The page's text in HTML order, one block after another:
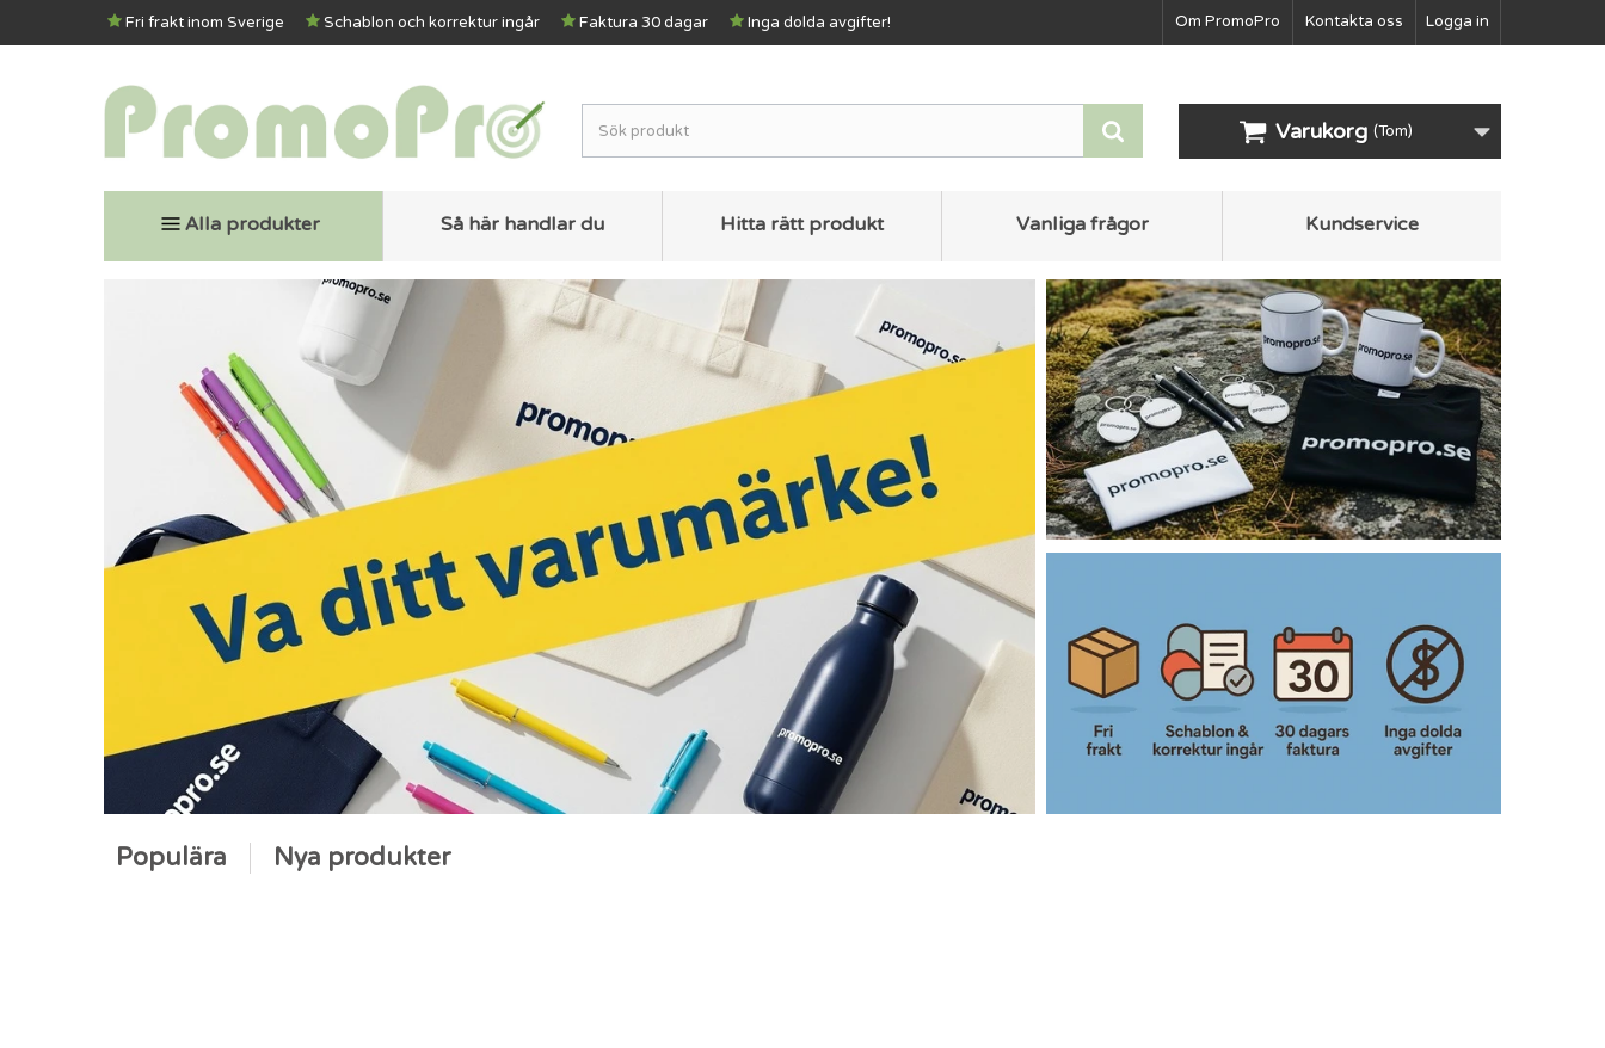
Logga in
Kontakta oss
Om PromoPro
Fri frakt inom Sverige Schablon och korrektur ingår Faktura 30 dagar Inga dolda avgifter!
Varukorg (Tom)
Alla produkter Så här handlar du Hitta rätt produkt Vanliga frågor Kundservice
Populära Nya produkter